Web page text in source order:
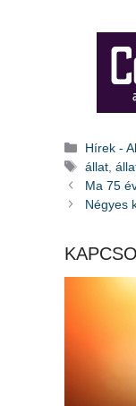
Hírek -
Címkék
állat ,
Ma 75
Négyes